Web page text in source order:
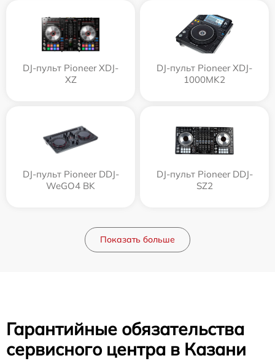
DJ-пульт Pioneer XDJ-
XZ
DJ-пульт Pioneer XDJ-
1000MK2
DJ-пульт Pioneer DDJ-
WeGO4 BK
DJ-пульт Pioneer DDJ-
SZ2
Показать больше
Гарантийные обязательства
сервисного центра в Казани